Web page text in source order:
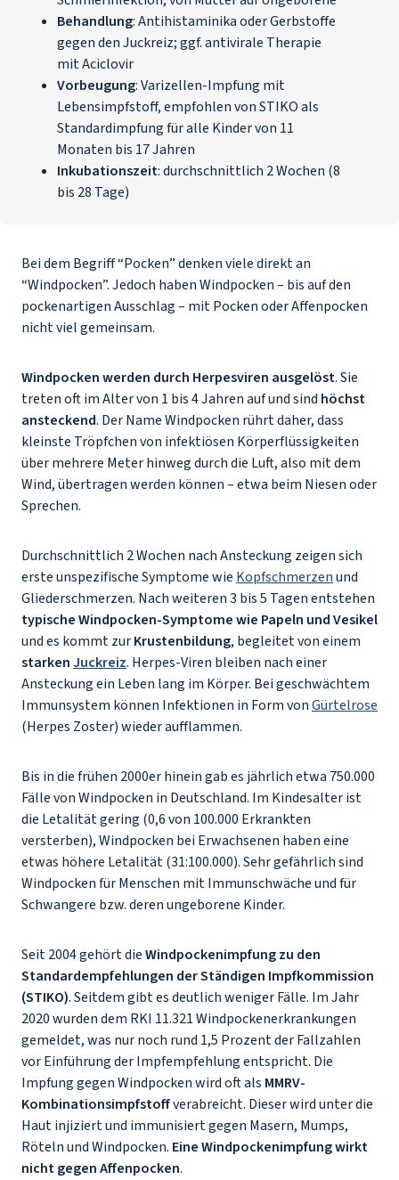
Behandlung:Antihistaminikaoder Gerbstoffe
gegen den Juckreiz; ggf. antivirale Therapie
mit Aciclovir
Vorbeugung: Varizellen-Impfung mit
Lebensimpfstoff, empfohlen von STIKO als
Standardimpfung für alle Kinder von 11
Monaten bis 17 Jahren
Inkubationszeit: durchschnittlich 2 Wochen (8
bis 28 Tage)
Bei dem Begriff “Pocken” denken viele direkt an
“Windpocken”. Jedoch haben Windpocken – bis auf den
pockenartigen Ausschlag – mit Pocken oder Affenpocken
nicht viel gemeinsam.
Windpocken werden durch Herpesviren ausgelöst. Sie
treten oft im Alter von 1 bis 4 Jahren auf und sind höchst
ansteckend. Der Name Windpocken rührt daher, dass
kleinste Tröpfchen von infektiösen Körperflüssigkeiten
über mehrere Meter hinweg durch die Luft, also mit dem
Wind, übertragen werden können – etwa beim Niesen oder
Sprechen.
Durchschnittlich 2 Wochen nach Ansteckung zeigen sich
erste unspezifische Symptome wie Kopfschmerzenund
Gliederschmerzen. Nach weiteren 3 bis 5 Tagen entstehen
typische Windpocken-Symptome wie Papeln und Vesikel
und es kommt zurKrustenbildung, begleitet von einem
starkenJuckreiz. Herpes-Viren bleiben nach einer
Ansteckung ein Leben lang im Körper. Bei geschwächtem
Immunsystem können Infektionen in Form vonGürtelrose
(Herpes Zoster) wieder aufflammen.
Bis in die frühen 2000er hinein gab es jährlich etwa 750.000
Fälle von Windpocken in Deutschland. Im Kindesalter ist
die Letalität gering (0,6 von 100.000 Erkrankten
versterben), Windpocken bei Erwachsenen haben eine
etwas höhere Letalität (31:100.000). Sehr gefährlich sind
Windpocken für Menschen mit Immunschwäche und für
Schwangere bzw. deren ungeborene Kinder.
Seit 2004 gehört dieWindpockenimpfung zu den
Standardempfehlungen der Ständigen Impfkommission
(STIKO). Seitdem gibt es deutlich weniger Fälle. Im Jahr
2020 wurden dem RKI 11.321 Windpockenerkrankungen
gemeldet, was nur noch rund 1,5 Prozent der Fallzahlen
vor Einführung der Impfempfehlung entspricht. Die
Impfung gegen Windpocken wird oft als MMRV-
Kombinationsimpfstoffverabreicht. Dieser wird unter die
Haut injiziert und immunisiert gegen Masern, Mumps,
Röteln und Windpocken. Eine Windpockenimpfung wirkt
nicht gegen Affenpocken.